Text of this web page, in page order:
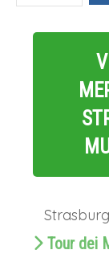
Tour dei